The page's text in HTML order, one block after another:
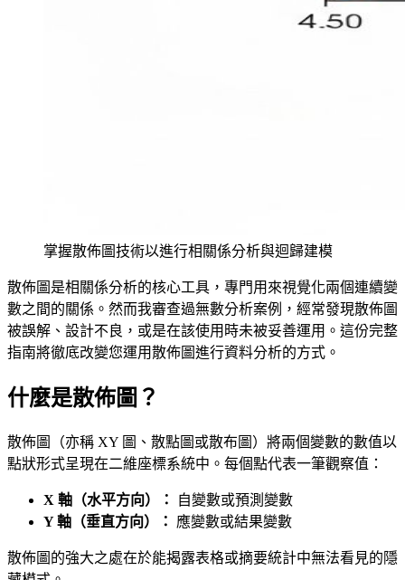
掌握散佈圖技術以進行相關係分析與迴歸建模
散佈圖是相關係分析的核心工具，專門用來視覺化兩個連續變
數之間的關係。然而我審查過無數分析案例，經常發現散佈圖
被誤解、設計不良，或是在該使用時未被妥善運用。這份完整
指南將徹底改變您運用散佈圖進行資料分析的方式。
什麼是散佈圖？
散佈圖（亦稱 XY 圖、散點圖或散布圖）將兩個變數的數值以
點狀形式呈現在二維座標系統中。每個點代表一筆觀察值：
X 軸（水平方向）：
自變數或預測變數
Y 軸（垂直方向）：
應變數或結果變數
散佈圖的強大之處在於能揭露表格或摘要統計中無法看見的隱